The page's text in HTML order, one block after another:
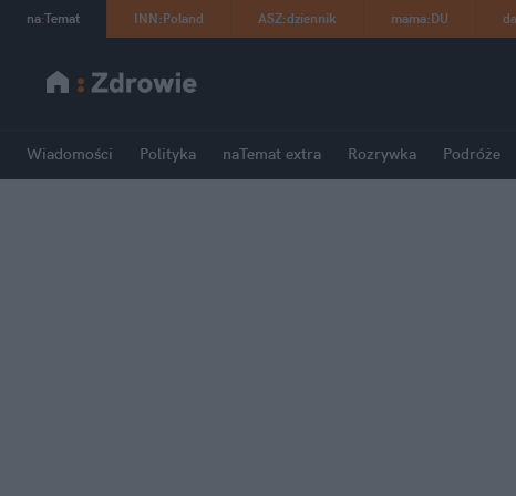
na:Temat INN:Poland ASZ:dziennik mama:DU
Wiadomości Polityka naTemat extra Rozrywka Podróże